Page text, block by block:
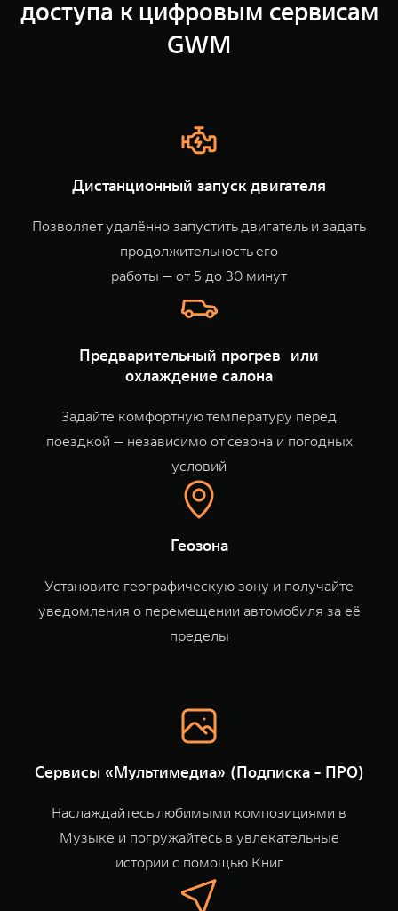
WEY 07
Расширяя границы комфорта
от 6 149 000 ₽
WEY 05
Эстетика нового времени
от 5 699 000 ₽
WEY 80
Масштаб возможностей
от 6 449 000 ₽
WEY 80 Лаундж
Масштаб возможностей
от 8 099 000 ₽
TANK Финансы
Корпоративным клиентам
TANK Страхование
Сервис
Специальные предложения
Подписки
доступа к цифровым сервисам
GWM
Дистанционный запуск двигателя
Позволяет удалённо запустить двигатель и задать
продолжительность его
работы — от 5 до 30 минут
Предварительный прогрев или
охлаждение салона
Задайте комфортную температуру перед
поездкой — независимо от сезона и погодных
условий
Геозона
Установите географическую зону и получайте
уведомления о перемещении автомобиля за её
пределы
Сервисы «Мультимедиа» (Подписка - ПРО)
Наслаждайтесь любимыми композициями в
Музыке и погружайтесь в увлекательные
истории с помощью Книг